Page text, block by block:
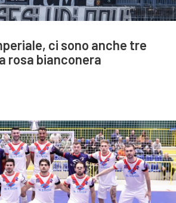
ci sono anche tre
rosa bianconera